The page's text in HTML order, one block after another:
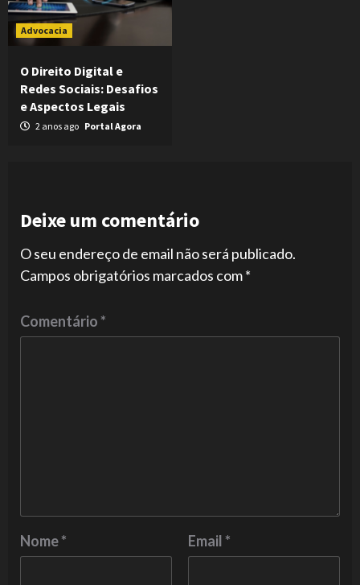
Advocacia
O Direito Digital e
Redes Sociais: Desafios
e Aspectos Legais
2 anos ago Portal Agora
Deixe um comentário
O seu endereço de email não será publicado.
Campos obrigatórios marcados com*
Comentário*
Nome* Email*